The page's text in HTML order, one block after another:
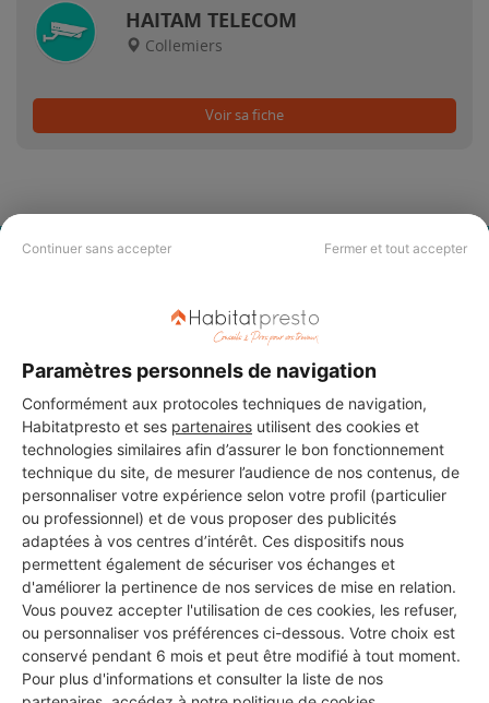
Continuer sans accepter Fermer et tout accepter
Paramètres personnels de navigation
Conformément aux protocoles techniques de navigation,
Habitatpresto et ses partenaires utilisent des cookies et
technologies similaires afin d’assurer le bon fonctionnement
technique du site, de mesurer l’audience de nos contenus, de
personnaliser votre expérience selon votre profil (particulier
ou professionnel) et de vous proposer des publicités
adaptées à vos centres d’intérêt. Ces dispositifs nous
permettent également de sécuriser vos échanges et
d'améliorer la pertinence de nos services de mise en relation.
Vous pouvez accepter l'utilisation de ces cookies, les refuser,
ou personnaliser vos préférences ci-dessous. Votre choix est
conservé pendant 6 mois et peut être modifié à tout moment.
Pour plus d'informations et consulter la liste de nos
HAITAM TELECOM
Collemiers
Voir sa fiche
CHERCHER ?
Vous souhaitez réaliser des travaux et ne savez quel professionnel
professionnels partout en France.
DEMANDER UN DEVIS